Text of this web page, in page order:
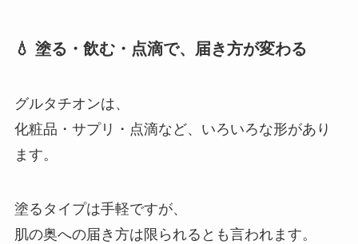
💧 塗る・飲む・点滴で、届き方が変わる
グルタチオンは、
化粧品・サプリ・点滴など、いろいろな形があり
ます。
塗るタイプは手軽ですが、
肌の奥への届き方は限られるとも言われます。